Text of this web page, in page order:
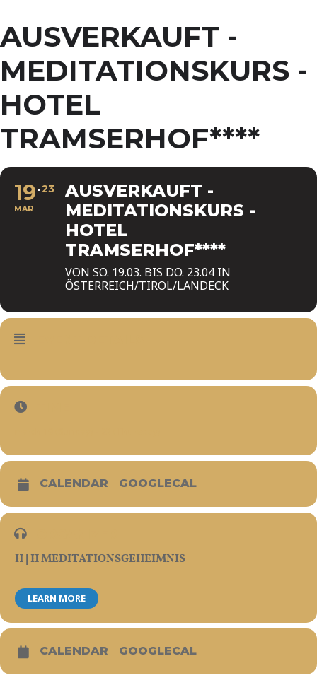
AUSVERKAUFT -
MEDITATIONSKURS -
HOTEL
TRAMSERHOF****
19
MAR
23
AUSVERKAUFT -
MEDITATIONSKURS -
HOTEL
TRAMSERHOF****
VON SO. 19.03. BIS DO. 23.04 IN
ÖSTERREICH/TIROL/LANDECK
CALENDAR GOOGLECAL
H | H MEDITATIONSGEHEIMNIS
LEARN MORE
CALENDAR GOOGLECAL